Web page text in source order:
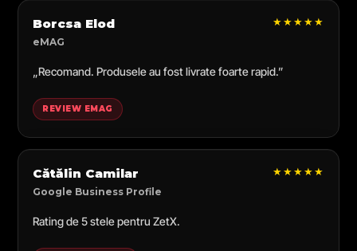
Borcsa Elod
eMAG
★★★★★
„Recomand. Produsele au fost livrate foarte rapid.”
REVIEW EMAG
Cătălin Camilar
Google Business Profile
★★★★★
Rating de 5 stele pentru ZetX.